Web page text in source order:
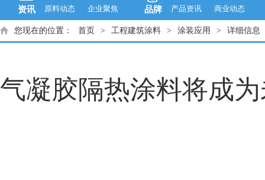
资讯
原料动态
企业聚焦 品牌
产品资讯
商业动态
您现在的位置： 首页 > 工程建筑涂料 > 涂装应用 > 详细信息
气凝胶隔热涂料将成